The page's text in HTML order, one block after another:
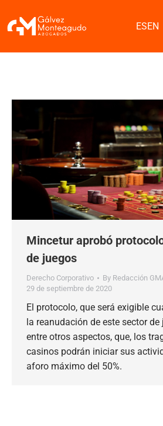
ESEN
Mincetur aprobó
de juegos
Derecho Corporativo By Redacción
29 de septiembre de 2020
El protocolo, que será exigible
la reanudación de este sector
entre otros aspectos, que, los
casinos podrán iniciar sus
aforo máximo del 50%.